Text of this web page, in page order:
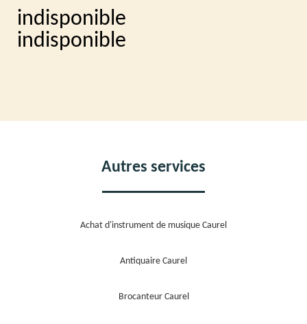
indisponible
indisponible
Autres services
Achat d'instrument de musique Caurel
Antiquaire Caurel
Brocanteur Caurel